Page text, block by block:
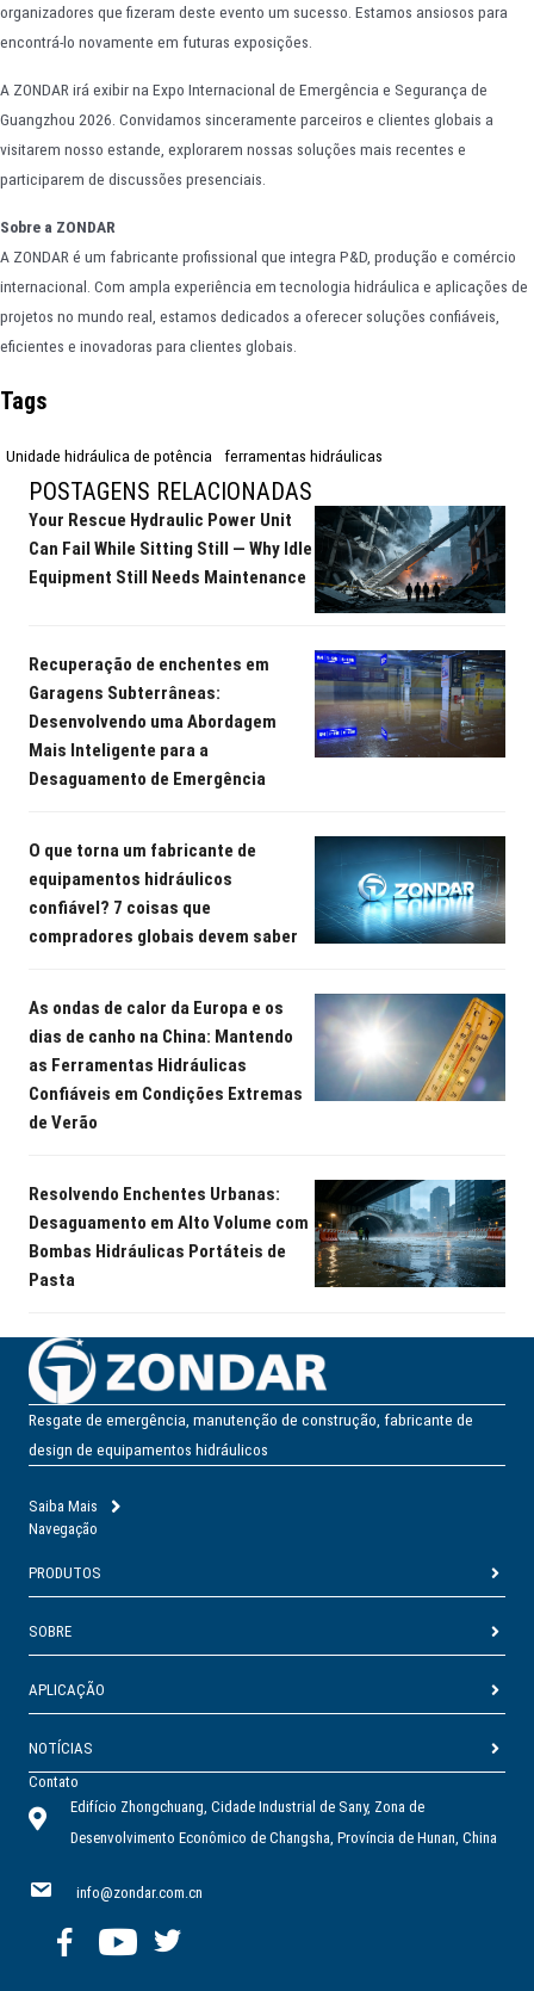
organizadores que fizeram deste evento um sucesso. Estamos ansiosos para
encontrá-lo novamente em futuras exposições.
A ZONDAR irá exibir na Expo Internacional de Emergência e Segurança de
Guangzhou 2026. Convidamos sinceramente parceiros e clientes globais a
visitarem nosso estande, explorarem nossas soluções mais recentes e
participarem de discussões presenciais.
Sobre a ZONDAR
A ZONDAR é um fabricante profissional que integra P&D, produção e comércio
internacional. Com ampla experiência em tecnologia hidráulica e aplicações de
projetos no mundo real, estamos dedicados a oferecer soluções confiáveis,
eficientes e inovadoras para clientes globais.
Tags
Unidade hidráulica de potência ferramentas hidráulicas
POSTAGENS RELACIONADAS
Your Rescue Hydraulic Power Unit
Can Fail While Sitting Still — Why Idle
Equipment Still Needs Maintenance
Recuperação de enchentes em
Garagens Subterrâneas:
Desenvolvendo uma Abordagem
Mais Inteligente para a
Desaguamento de Emergência
O que torna um fabricante de
equipamentos hidráulicos
confiável? 7 coisas que
compradores globais devem saber
As ondas de calor da Europa e os
dias de canho na China: Mantendo
as Ferramentas Hidráulicas
Confiáveis em Condições Extremas
de Verão
Resolvendo Enchentes Urbanas:
Desaguamento em Alto Volume com
Bombas Hidráulicas Portáteis de
Pasta
Resgate de emergência, manutenção de construção, fabricante de
design de equipamentos hidráulicos
Saiba Mais
Navegação
PRODUTOS
SOBRE
APLICAÇÃO
NOTÍCIAS
Contato
Edifício Zhongchuang, Cidade Industrial de Sany, Zona de
Desenvolvimento Econômico de Changsha, Província de Hunan, China
info@zondar.com.cn